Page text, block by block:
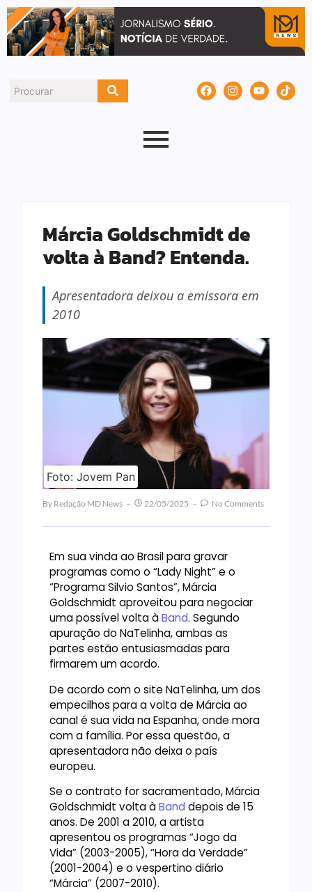
Márcia Goldschmidt de
volta à Band? Entenda.
Apresentadora deixou a emissora em
2010
Foto: Jovem Pan
By Redação MD News 22/05/2025 No Comments
Em sua vinda ao Brasil para gravar
programas como o “Lady Night” e o
“Programa Silvio Santos”, Márcia
Goldschmidt aproveitou para negociar
uma possível volta àBand. Segundo
apuração do NaTelinha, ambas as
partes estão entusiasmadas para
firmarem um acordo.
De acordo com o site NaTelinha, um dos
empecilhos para a volta de Márcia ao
canal é sua vida na Espanha, onde mora
com a família. Por essa questão, a
apresentadora não deixa o país
europeu.
Se o contrato for sacramentado, Márcia
Goldschmidt volta àBand depois de 15
anos. De 2001 a 2010, a artista
apresentou os programas “Jogo da
Vida” (2003-2005), “Hora da Verdade”
(2001-2004) e o vespertino diário
“Márcia” (2007-2010).